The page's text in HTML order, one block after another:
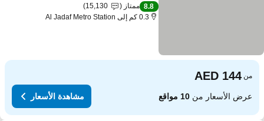
8.8 ممتاز
15,130
0.3 كم إلى Al Jadaf Metro Station
من
عرض الأسعار من10 مواقع مشاهدة الأسعار